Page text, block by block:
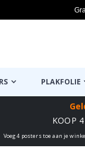
PLAKFOLIE
KOOP
Voeg 4 posters toe aan je